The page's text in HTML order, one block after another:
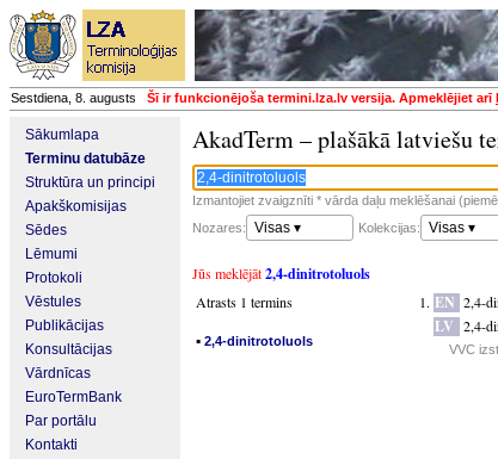
Sestdiena, 8. augusts Šī ir funkcionējoša termini.lza.lv versija. Apmeklējiet arī
Sākumlapa
Terminu datubāze
Struktūra un principi
Apakškomisijas
Sēdes
Lēmumi
Protokoli
Vēstules
Publikācijas
Konsultācijas
Vārdnīcas
EuroTermBank
Par portālu
Kontakti
AkadTerm – plašākā latviešu
Izmantojiet zvaigznīti * vārda daļu meklēšanai
Nozares:
Visas ▾ Kolekcijas: Visas ▾
Jūs meklējāt2,4-dinitrotoluols
Atrasts 1 termins
▪ 2,4-dinitrotoluols
EN 2,4-
LV 2,4-
VVC